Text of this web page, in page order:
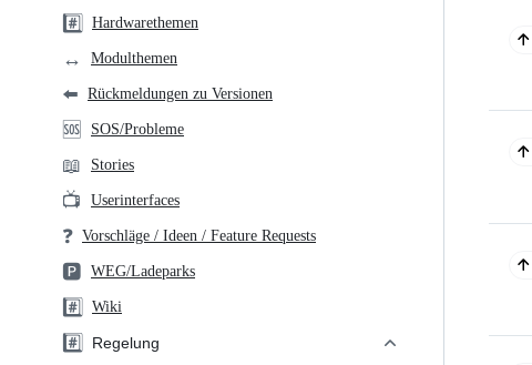
#️⃣ Hardwarethemen
↔️ Modulthemen
⬅️ Rückmeldungen zu Versionen
🆘 SOS/Probleme
📖 Stories
📺 Userinterfaces
❓ Vorschläge / Ideen / Feature Requests
🅿️ WEG/Ladeparks
#️⃣ Wiki
#️⃣
Regelung